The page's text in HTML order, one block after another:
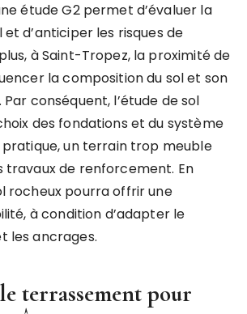
étude G2 permet d’évaluer la
d’anticiper les risques de
à Saint-Tropez, la proximité de
la composition du sol et son
Par conséquent, l’étude de sol
des fondations et du système
pratique, un terrain trop meuble
travaux de renforcement. En
rocheux pourra offrir une
à condition d’adapter le
les ancrages.
terrassement pour